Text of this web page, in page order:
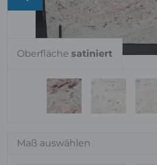
Oberfläche satiniert
Maß auswählen